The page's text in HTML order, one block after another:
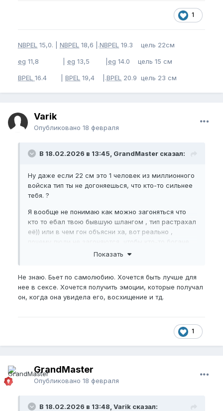
1
NBPEL 15,0. | NBPEL 18,6 |.NBPEL 19.3 цель 22см
eg 11,8 | eg 13,5 | eg 14.0 цель 15 см
BPEL 16.4 | BPEL 19,4 |.BPEL 20.9 цель 23 см
Varik
Опубликовано 18 февраля
В 18.02.2026 в 13:45, GrandMaster сказал:
Ну даже если 22 см это 1 человек из миллионного
войска тип ты не догоняешься, что кто-то сильнее
тебя. ?
Я вообще не понимаю как можно загоняться что
кто то ебал твою бывшую шлангом , тип растрахал
её)) или в чем гон объясни ха, вот реально ,
почему люди не загоняются, чтобы кто-то богаче
?? Объясните мне, пожалуйста.
Показать
Не знаю. Бьет по самолюбию. Хочется быть лучше для
нее в сексе. Хочется получить эмоции, которые получал
он, когда она увидела его, восхищение и тд.
1
GrandMaster
Опубликовано 18 февраля
В 18.02.2026 в 13:48, Varik сказал: